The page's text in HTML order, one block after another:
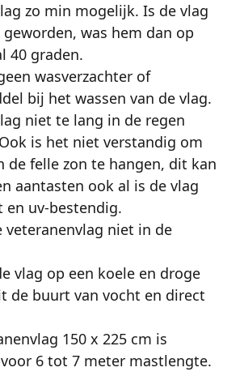
zo min mogelijk. Is de vlag
was hem dan op
40 graden.
wasverzachter of
bij het wassen van de vlag.
niet te lang in de regen
is het niet verstandig om
de felle zon te hangen, dit kan
aantasten ook al is de vlag
en uv-bestendig.
veteranenvlag niet in de
vlag op een koele en droge
de buurt van vocht en direct
150 x 225 cm is
6 tot 7 meter mastlengte.